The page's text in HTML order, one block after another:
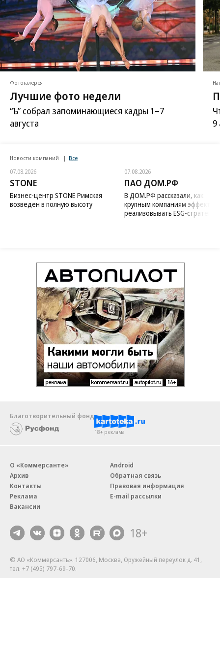
Фотогалерея
Лучшие фото недели
“Ъ” собрал запоминающиеся кадры 1–7
августа
9
Новости компаний Все
07.08.2026
STONE
Бизнес-центр STONE Римская
возведен в полную высоту
07.08.2026
ПАО ДОМ.РФ
В ДОМ.РФ рассказали, как
крупным компаниям
реализовывать ESG-стратегию
Благотворительный фонд
18+ реклама
О «Коммерсанте»
Архив
Контакты
Реклама
Вакансии
Android
Обратная связь
Правовая информация
E-mail рассылки
18+
© АО «Коммерсантъ». 127006, Москва, Оружейный переулок д. 41,
тел. +7 (495) 797-69-70.